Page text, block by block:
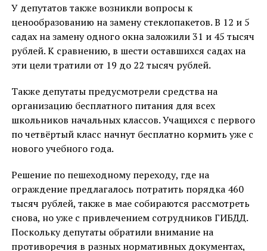
У депутатов также возникли вопросы к
ценообразованию на замену стеклопакетов. В 12 и 5
садах на замену одного окна заложили 31 и 45 тысяч
рублей. К сравнению, в шести оставшихся садах на
эти цели тратили от 19 до 22 тысяч рублей.
Также депутаты предусмотрели средства на
организацию бесплатного питания для всех
школьников начальных классов. Учащихся с первого
по четвёртый класс начнут бесплатно кормить уже с
нового учебного года.
Решение по пешеходному переходу, где на
ограждение предлагалось потратить порядка 460
тысяч рублей, также в мае собираются рассмотреть
снова, но уже с привлечением сотрудников ГИБДД.
Поскольку депутаты обратили внимание на
противоречия в разных нормативных документах,